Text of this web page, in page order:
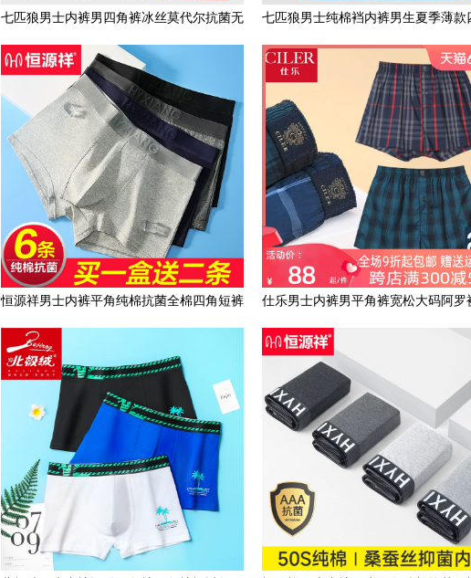
七匹狼男士内裤男四角裤冰丝莫代尔抗菌无
痕裤衩男生短裤头平角裤
七匹狼男士纯棉裆内裤男生夏季薄款
抗菌潮流个性平角短裤头
恒源祥男士内裤平角纯棉抗菌全棉四角短裤
头宽松透气男生大码学生
仕乐男士内裤男平角裤宽松大码阿罗
冰丝凉感透气四角短裤